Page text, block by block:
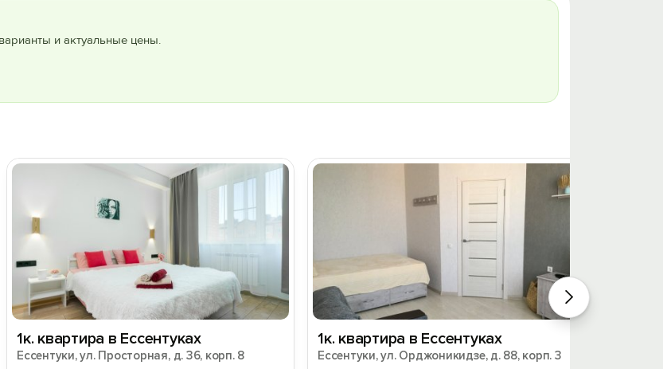
и актуальные цены.
1к. квартира в Ессентуках
Ессентуки, ул. Просторная, д. 36, корп. 8
1к. квартира в Ессентуках
Ессентуки, ул. Орджоникидзе, д. 88, корп. 3